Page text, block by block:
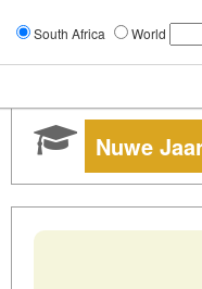
South Africa World
Nuwe